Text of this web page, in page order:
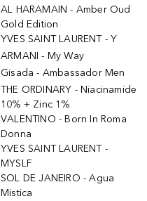
AL HARAMAIN - Amber Oud
Gold Edition
YVES SAINT LAURENT - Y
ARMANI - My Way
Gisada - Ambassador Men
THE ORDINARY - Niacinamide
10% + Zinc 1%
VALENTINO - Born In Roma
Donna
YVES SAINT LAURENT -
MYSLF
SOL DE JANEIRO - Agua
Mistica